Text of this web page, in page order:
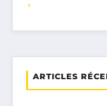
ARTICLES